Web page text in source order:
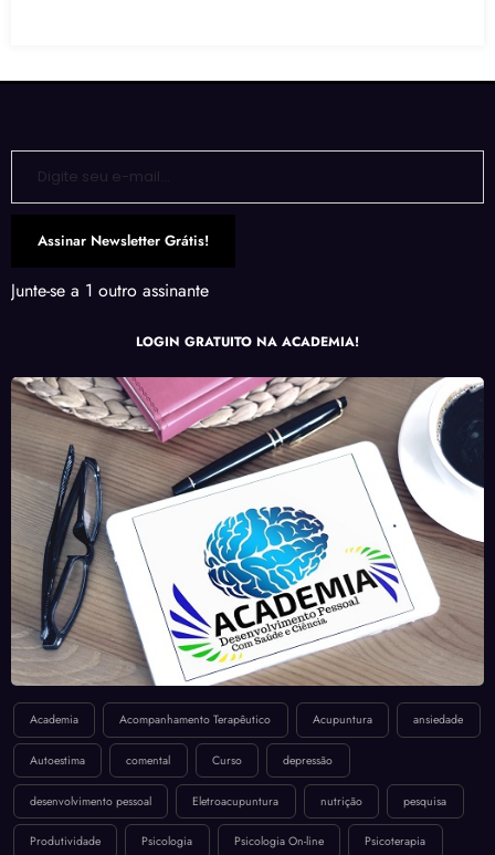
Digite seu e-mail…
LOGIN GRATUITO NA ACADEMIA!
Academia Acompanhamento Terapêutico Acupuntura
Autoestima comental
desenvolvimento pessoal Eletroacupuntura nutrição pesquisa